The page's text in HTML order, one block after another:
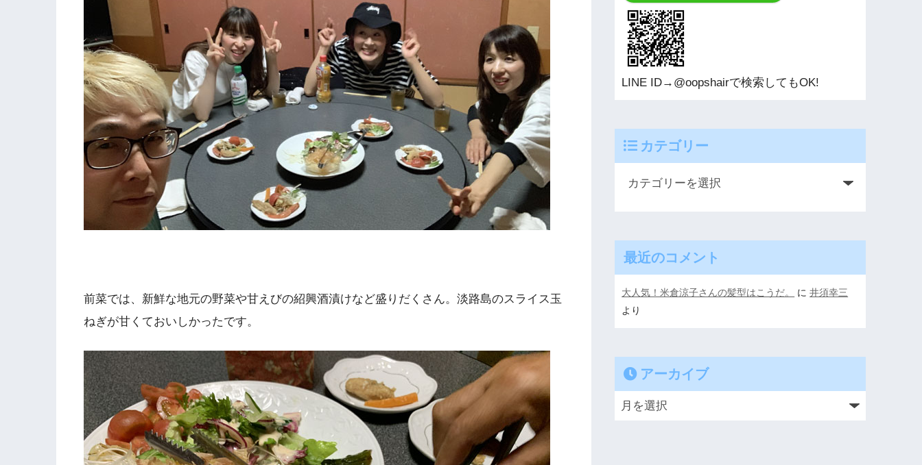
前菜では、新鮮な地元の野菜や甘えびの紹興酒漬けなど盛りだくさん。淡路島のスライス玉
ねぎが甘くておいしかったです。
LINE ID→@oopshairで検索してもOK!
カテゴリー
最近のコメント
大人気！米倉涼子さんの髪型はこうだ。 に井須幸三
より
アーカイブ